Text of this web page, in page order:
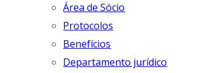
Área de Sócio
Protocolos
Benefícios
Departamento jurídico